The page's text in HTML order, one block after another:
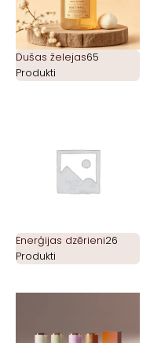
Dušas želejas65
Produkti
Enerģijas dzērieni26
Produkti